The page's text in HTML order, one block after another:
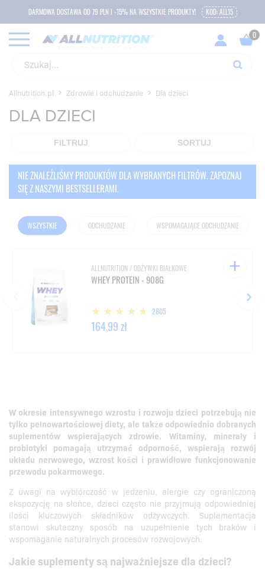
DARMOWA DOSTAWA OD 79 PLN I -15% NA WSZYSTKIE PRODUKTY! KOD: ALL15
Allnutrition.pl Zdrowie i odchudzanie Dla dzieci
DLA DZIECI
FILTRUJ SORTUJ
NIE ZNALEŹLIŚMY PRODUKTÓW DLA WYBRANYCH FILTRÓW. ZAPOZNAJ
SIĘ Z NASZYMI BESTSELLERAMI.
WSZYSTKIE ODCHUDZANIE WSPOMAGAJĄCE ODCHUDZANIE
ALLNUTRITION / ODŻYWKI BIAŁKOWE
WHEY PROTEIN - 908G
2805
164,99 zł
W okresie intensywnego wzrostu i rozwoju dzieci potrzebują nie
tylko pełnowartościowej diety, ale także odpowiednio dobranych
suplementów wspierających zdrowie. Witaminy, minerały i
probiotyki pomagają utrzymać odporność, wspierają rozwój
układu nerwowego, wzrost kości i prawidłowe funkcjonowanie
przewodu pokarmowego.
Z uwagi na wybiórczość w jedzeniu, alergie czy ograniczoną
ekspozycję na słońce, dzieci często nie przyjmują odpowiedniej
ilości kluczowych składników odżywczych. Suplementacja
stanowi skuteczny sposób na uzupełnienie tych braków i
wspomaganie naturalnych procesów rozwojowych.
Jakie suplementy są najważniejsze dla dzieci?